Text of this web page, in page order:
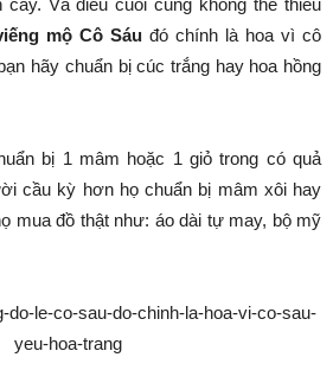
Và điều cuối cùng không thể thiếu
mộ Cô Sáu đó chính là hoa vì cô
hãy chuẩn bị cúc trắng hay hoa hồng
bị 1 mâm hoặc 1 giỏ trong có quả
cầu kỳ hơn họ chuẩn bị mâm xôi hay
mua đồ thật như: áo dài tự may, bộ mỹ